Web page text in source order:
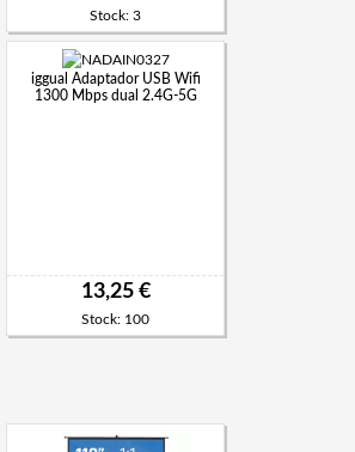
Stock: 3
iggual Adaptador USB Wifi
1300 Mbps dual 2.4G-5G
13,25 €
Stock: 100